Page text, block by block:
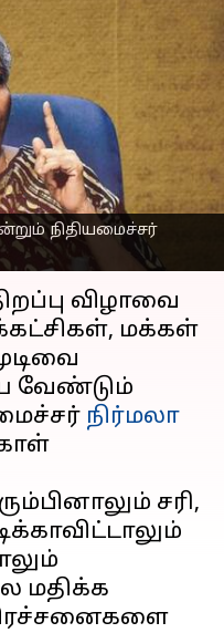
நிதியமைச்சர்
கொள்ள
04:44 pm
விழாவை
மக்கள்
வேண்டும்
நிர்மலா
சரி,
மதிக்க